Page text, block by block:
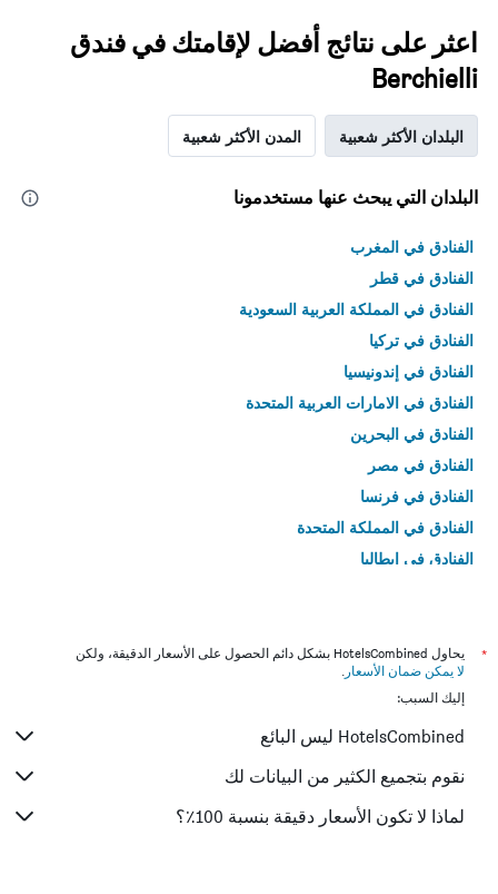
اعثر على نتائج أفضل لإقامتك في فندق
Berchielli
البلدان الأكثر شعبية المدن الأكثر شعبية
البلدان التي يبحث عنها مستخدمونا
الفنادق في المغرب
الفنادق في قطر
الفنادق في المملكة العربية السعودية
الفنادق في تركيا
الفنادق في إندونيسيا
الفنادق في الامارات العربية المتحدة
الفنادق في البحرين
الفنادق في مصر
الفنادق في فرنسا
الفنادق في المملكة المتحدة
الفنادق في إيطاليا
*
يحاول HotelsCombined بشكل دائم الحصول على الأسعار الدقيقة، ولكن
لا يمكن ضمان الأسعار .
إليك السبب:
HotelsCombined ليس البائع
نقوم بتجميع الكثير من البيانات لك
لماذا لا تكون الأسعار دقيقة بنسبة 100٪؟